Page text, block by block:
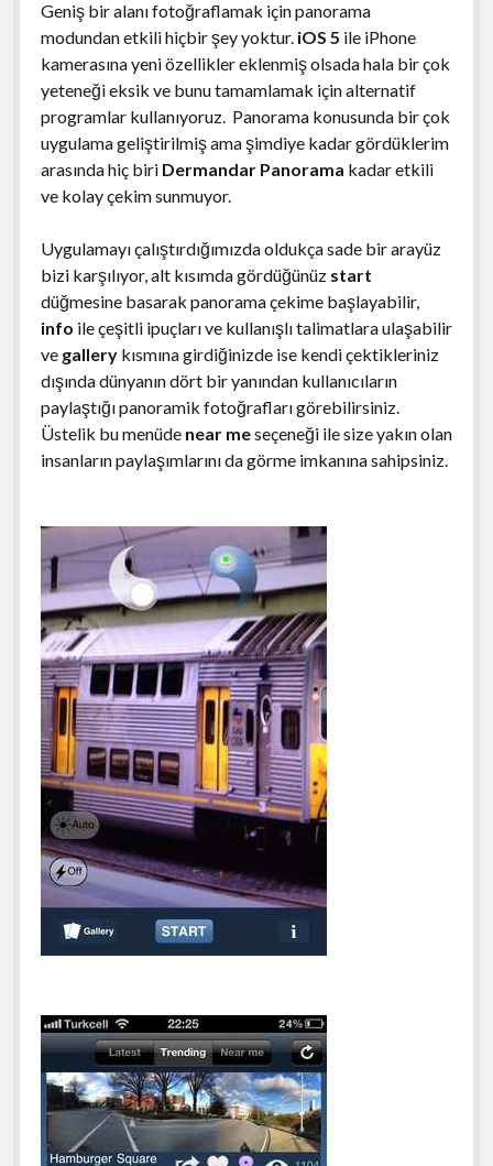
Geniş bir alanı fotoğraflamak için panorama
modundan etkili hiçbir şey yoktur. iOS 5 ile iPhone
kamerasına yeni özellikler eklenmiş olsada hala bir çok
yeteneği eksik ve bunu tamamlamak için alternatif
programlar kullanıyoruz. Panorama konusunda bir çok
uygulama geliştirilmiş ama şimdiye kadar gördüklerim
arasında hiç biri Dermandar Panorama kadar etkili
ve kolay çekim sunmuyor.
Uygulamayı çalıştırdığımızda oldukça sade bir arayüz
bizi karşılıyor, alt kısımda gördüğünüz start
düğmesine basarak panorama çekime başlayabilir,
info ile çeşitli ipuçları ve kullanışlı talimatlara ulaşabilir
ve gallerykısmına girdiğinizde ise kendi çektikleriniz
dışında dünyanın dört bir yanından kullanıcıların
paylaştığı panoramik fotoğrafları görebilirsiniz.
Üstelik bu menüde near meseçeneği ile size yakın olan
insanların paylaşımlarını da görme imkanına sahipsiniz.